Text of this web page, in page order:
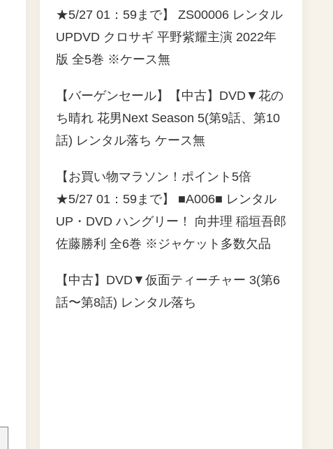
★5/27 01：59まで】 ZS00006 レンタル
UPDVD クロサギ 平野紫耀主演 2022年
版 全5巻 ※ケース無
【バーゲンセール】【中古】DVD▼花の
ち晴れ 花男Next Season 5(第9話、第10
話) レンタル落ち ケース無
【お買い物マラソン！ポイント5倍
★5/27 01：59まで】 ■A006■ レンタル
UP・DVD ハングリー！ 向井理 稲垣吾郎
佐藤勝利 全6巻 ※ジャケット多数欠品
【中古】DVD▼仮面ティーチャー 3(第6
話〜第8話) レンタル落ち